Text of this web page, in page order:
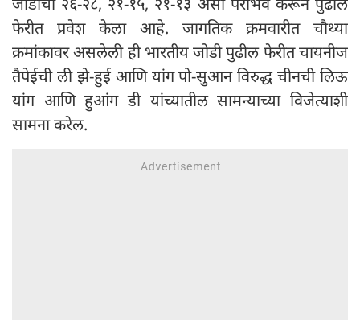
फेरीत प्रवेश केला आहे. जागतिक क्रमवारीत चौथ्या
क्रमांकावर असलेली ही भारतीय जोडी पुढील फेरीत चायनीज
तैपेईची ली झे-हुई आणि यांग पो-सुआन विरुद्ध चीनची लिऊ
यांग आणि हुआंग डी यांच्यातील सामन्याच्या विजेत्याशी
सामना करेल.